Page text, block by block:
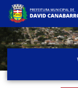
Ir para conteúdo
Conteúdo Principal